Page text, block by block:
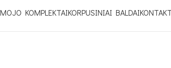
KOMPLEKTAIKORPUSINIAI BALDAI